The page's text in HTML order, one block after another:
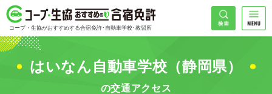
コープ・生協おすすめの合宿免許
コープ・生協がおすすめする合宿免許･自動車学校･教習所
HOME
コープ・生協おすすめの合宿免許ランキング
希望免許
検索
はいなん自動車学校（静岡県）
の交通アクセス